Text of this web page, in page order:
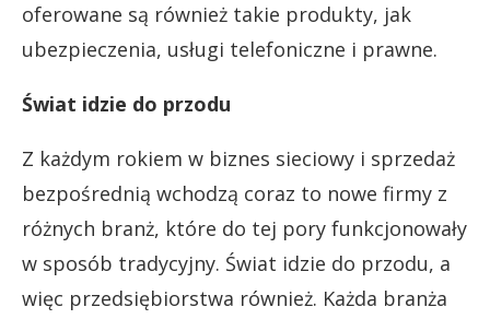
oferowane są również takie produkty, jak
ubezpieczenia, usługi telefoniczne i prawne.
Świat idzie do przodu
Z każdym rokiem w biznes sieciowy i sprzedaż
bezpośrednią wchodzą coraz to nowe firmy z
różnych branż, które do tej pory funkcjonowały
w sposób tradycyjny. Świat idzie do przodu, a
więc przedsiębiorstwa również. Każda branża